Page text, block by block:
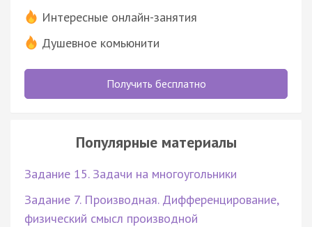
Интересные онлайн-занятия
Душевное комьюнити
Получить бесплатно
Популярные материалы
Задание 15. Задачи на многоугольники
Задание 7. Производная. Дифференцирование,
физический смысл производной